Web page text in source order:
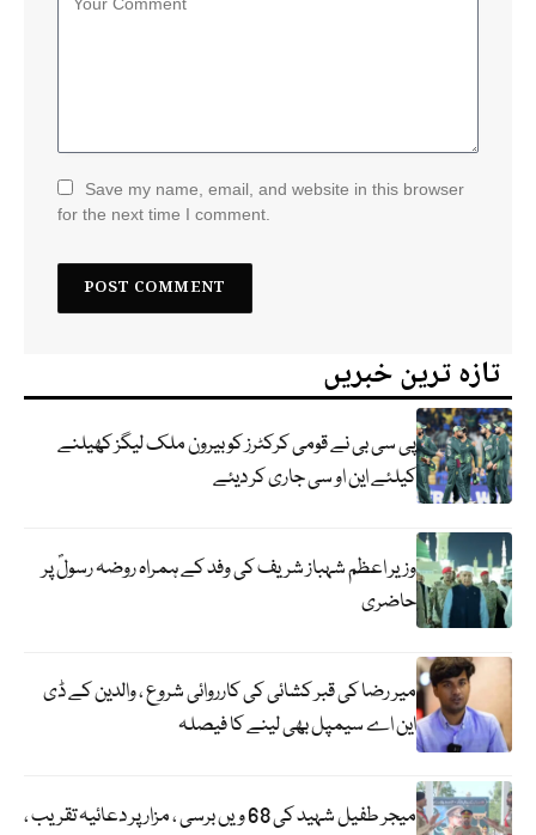
Save my name, email, and website in this browser
for the next time I comment.
تازہ ترین خبریں
پی سی بی نے قومی کرکٹرز کو بیرون ملک لیگز کھیلنے
کیلئے این او سی جاری کر دیئے
وزیر اعظم شہباز شریف کی وفد کے ہمراہ روضہ رسولؐ پر
حاضری
میر رضا کی قبر کشائی کی کارروائی شروع ، والدین کے ڈی
این اے سیمپل بھی لینے کا فیصلہ
میجر طفیل شہید کی 68 ویں برسی ، مزار پر دعائیہ تقریب ،